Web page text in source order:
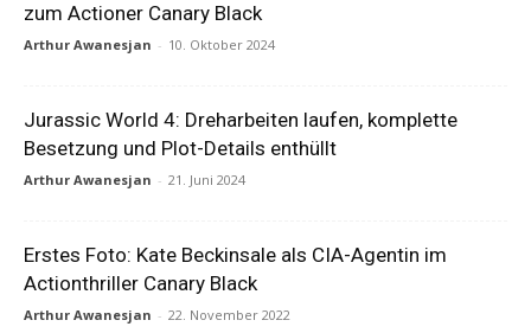
zum Actioner Canary Black
Arthur Awanesjan - 10. Oktober 2024
Jurassic World 4: Dreharbeiten laufen, komplette
Besetzung und Plot-Details enthüllt
Arthur Awanesjan - 21. Juni 2024
Erstes Foto: Kate Beckinsale als CIA-Agentin im
Actionthriller Canary Black
Arthur Awanesjan - 22. November 2022